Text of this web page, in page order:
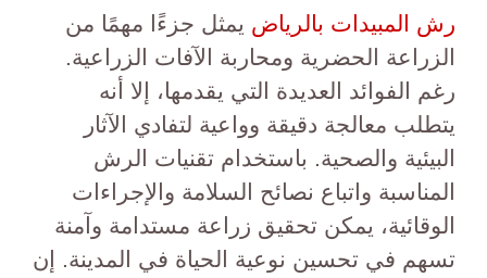
رش المبيدات بالرياض يمثل جزءًا مهمًا من
الزراعة الحضرية ومحاربة الآفات الزراعية.
رغم الفوائد العديدة التي يقدمها، إلا أنه
يتطلب معالجة دقيقة وواعية لتفادي الآثار
البيئية والصحية. باستخدام تقنيات الرش
المناسبة واتباع نصائح السلامة والإجراءات
الوقائية، يمكن تحقيق زراعة مستدامة وآمنة
تسهم في تحسين نوعية الحياة في المدينة. إن